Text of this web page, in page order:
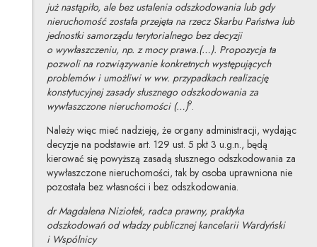
już nastąpiło, ale bez ustalenia odszkodowania lub gdy
nieruchomość została przejęta na rzecz Skarbu Państwa lub
jednostki samorządu terytorialnego bez decyzji
o wywłaszczeniu, np. z mocy prawa.(…). Propozycja ta
pozwoli na rozwiązywanie konkretnych występujących
problemów i umożliwi w ww. przypadkach realizację
konstytucyjnej zasady słusznego odszkodowania za
wywłaszczone nieruchomości (…)9.
Należy więc mieć nadzieję, że organy administracji, wydając
decyzje na podstawie art. 129 ust. 5 pkt 3 u.g.n., będą
kierować się powyższą zasadą słusznego odszkodowania za
wywłaszczone nieruchomości, tak by osoba uprawniona nie
pozostała bez własności i bez odszkodowania.
dr Magdalena Niziołek, radca prawny, praktyka
odszkodowań od władzy publicznej kancelarii Wardyński
i Wspólnicy